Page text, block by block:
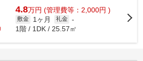
4.8万円 (管理費等：2,000円 )
敷金 1ヶ月 礼金 -
1階 / 1DK / 25.57㎡